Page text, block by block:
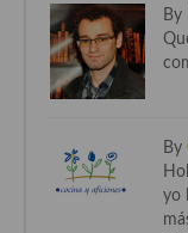
Cocina Balear
Cocina Canaria
Cocina Castilla – La
By
By
yo